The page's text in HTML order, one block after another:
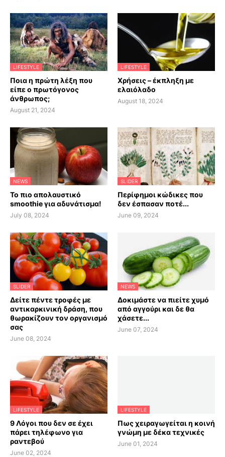
LIFESTYLE
Ποια η πρώτη λέξη που
είπε ο πρωτόγονος
άνθρωπος;
August 21, 2024
LIFESTYLE
Χρήσεις – έκπληξη με
ελαιόλαδο
August 18, 2024
NEWS
Το πιο απολαυστικό
smoothie για αδυνάτισμα!
July 08, 2024
SLIDER
Περίφημοι κώδικες που
δεν έσπασαν ποτέ...
June 09, 2024
SLIDER
Δείτε πέντε τροφές με
αντικαρκινική δράση, που
θωρακίζουν τον οργανισμό
σας
June 08, 2024
NEWS
Δοκιμάστε να πιείτε χυμό
από αγγούρι και δε θα
χάσετε...
June 07, 2024
LIFESTYLE
9 Λόγοι που δεν σε έχει
πάρει τηλέφωνο για
ραντεβού
June 02, 2024
LIFESTYLE
Πως χειραγωγείται η κοινή
γνώμη με δέκα τεχνικές
June 01, 2024